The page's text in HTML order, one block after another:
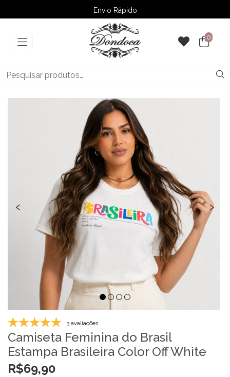
Envio Rápido
➚ Ofertas– Até 60% OFF
0
‹ ›
3 avaliações
Camiseta Feminina do Brasil
Estampa Brasileira Color Off White
R$69,90